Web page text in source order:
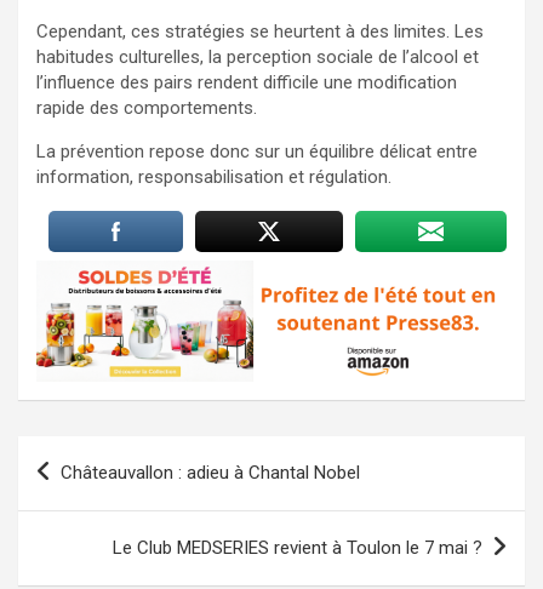
Cependant, ces stratégies se heurtent à des limites. Les
habitudes culturelles, la perception sociale de l’alcool et
l’influence des pairs rendent difficile une modification
rapide des comportements.
La prévention repose donc sur un équilibre délicat entre
information, responsabilisation et régulation.
Navigation
Châteauvallon : adieu à Chantal Nobel
Le Club MEDSERIES revient à Toulon le 7 mai ?